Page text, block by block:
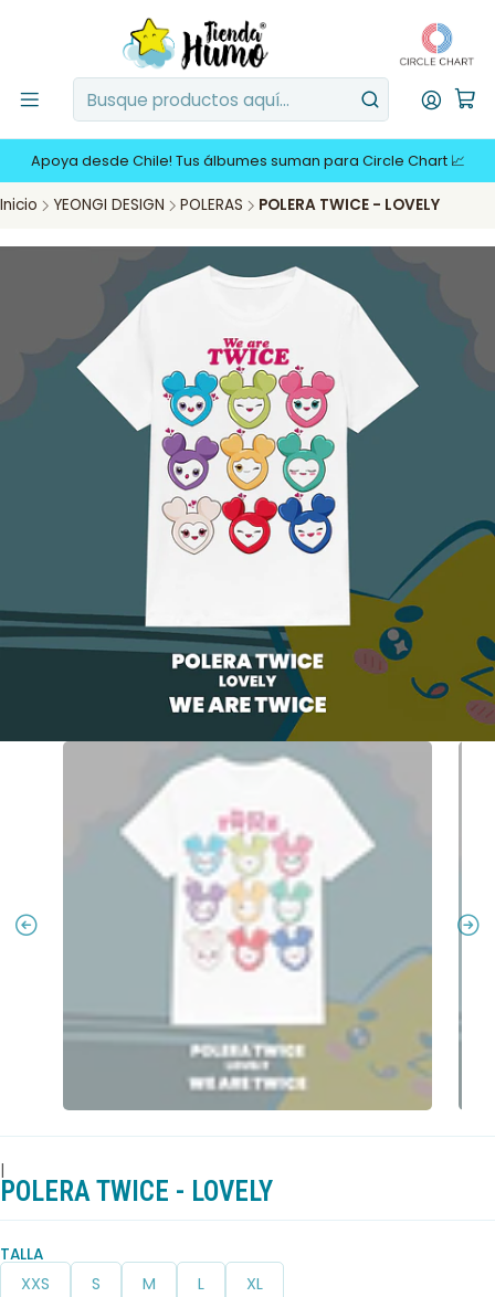
Apoya desde Chile! Tus álbumes suman para Circle Chart 📈
Inicio YEONGI DESIGN POLERAS POLERA TWICE - LOVELY
|
POLERA TWICE - LOVELY
TALLA
XXS S M L XL